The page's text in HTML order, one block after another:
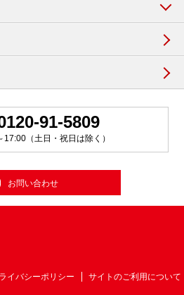
91-5809
（土日・祝日は除く）
お問い合わせ
イバシーポリシー サイトのご利用について